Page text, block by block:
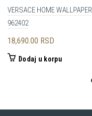
VERSACE HOME WALLPAPER
962402
18,690.00 RSD
Dodaj u korpu